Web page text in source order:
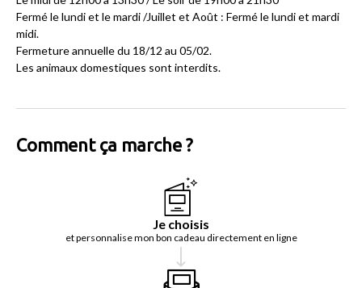
Fermé le lundi et le mardi /Juillet et Août : Fermé le lundi et mardi
midi.
Fermeture annuelle du 18/12 au 05/02.
Les animaux domestiques sont interdits.
Comment ça marche ?
Je choisis
et personnalise mon bon cadeau directement en ligne